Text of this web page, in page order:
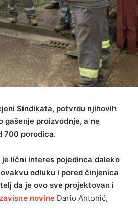
Sindikata, potvrdu njihovih
gašenje proizvodnje, a ne
700 porodica.
lični interes pojedinca daleko
odluku i pored činjenica
da je ovo sve projektovan i
novine Dario Antonić,